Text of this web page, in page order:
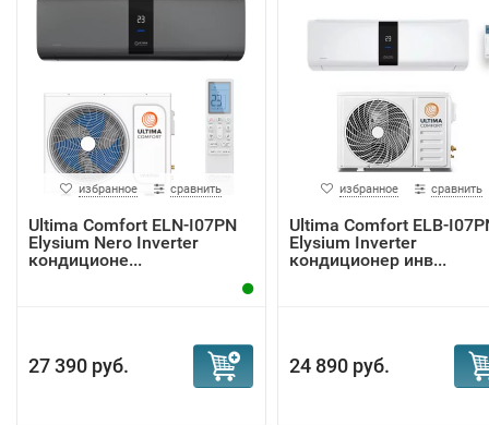
избранное сравнить
Ultima Comfort ELN-I07PN
Elysium Nero Inverter
кондиционе...
27 390 руб.
избранное сравнить
Ultima Comfort ELB-
Elysium Inverter
кондиционер инв...
24 890 руб.